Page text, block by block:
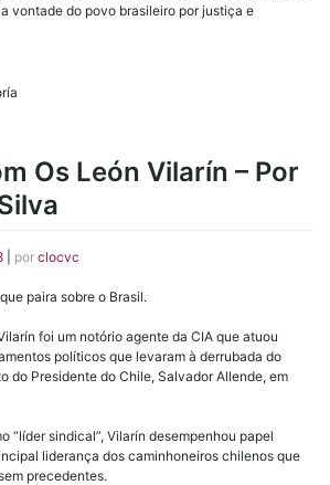
vontade do povo brasileiro por justiça e
Os León Vilarín – Por
por clocvc
paira sobre o Brasil.
foi um notório agente da CIA que atuou
políticos que levaram à derrubada do
do Presidente do Chile, Salvador Allende, em
“líder sindical”, Vilarín desempenhou papel
liderança dos caminhoneiros chilenos que
precedentes.